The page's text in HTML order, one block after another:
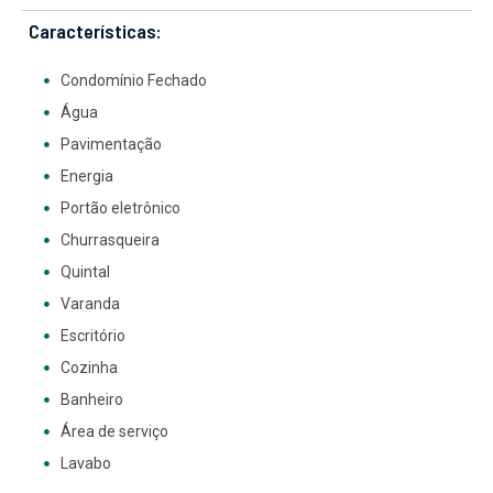
Características:
Condomínio Fechado
Água
Pavimentação
Energia
Portão eletrônico
Churrasqueira
Quintal
Varanda
Escritório
Cozinha
Banheiro
Área de serviço
Lavabo